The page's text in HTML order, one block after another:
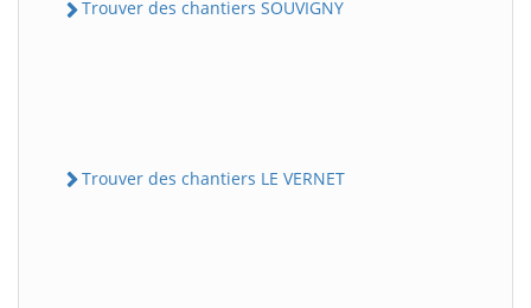
Trouver des chantiers SOUVIGNY
Trouver des chantiers LE VERNET